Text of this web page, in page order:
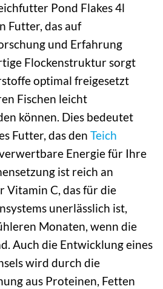
Pond Flakes 4l
Futter, das auf
und Erfahrung
Flockenstruktur sorgt
optimal freigesetzt
Fischen leicht
können. Dies bedeutet
Futter, das den Teich
Energie für Ihre
ist reich an
Vitamin C, das für die
unerlässlich ist,
Monaten, wenn die
Auch die Entwicklung eines
wird durch die
aus Proteinen, Fetten